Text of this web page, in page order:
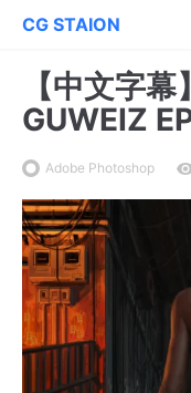
CG STAION
【中文字
GUWEIZ
Adobe Photoshop